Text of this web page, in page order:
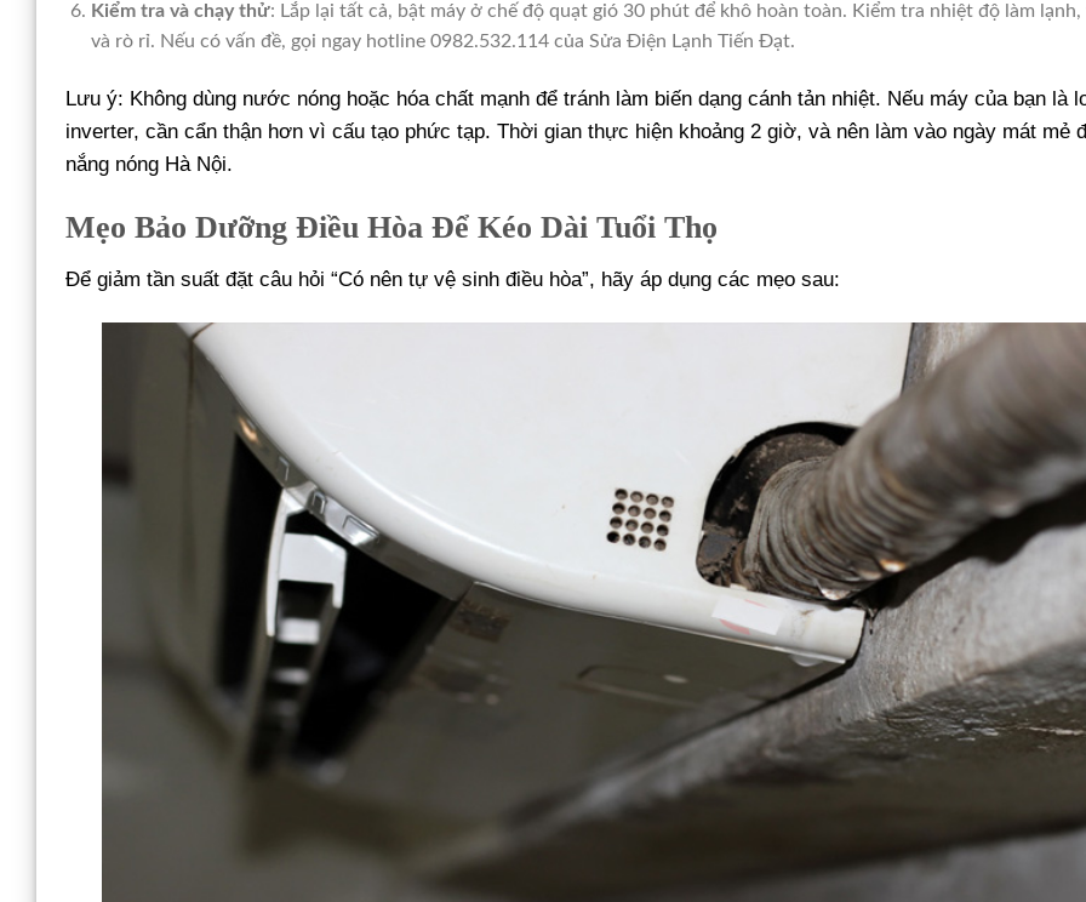
Kiểm tra và chạy thử: Lắp lại tất cả, bật máy ở chế độ quạt gió 30 phút để khô hoàn toàn. Kiểm tra nhiệt độ làm lạnh,
và rò rỉ. Nếu có vấn đề, gọi ngay hotline 0982.532.114 của Sửa Điện Lạnh Tiến Đạt.
Lưu ý: Không dùng nước nóng hoặc hóa chất mạnh để tránh làm biến dạng cánh tản nhiệt. Nếu máy của bạn là
inverter, cần cẩn thận hơn vì cấu tạo phức tạp. Thời gian thực hiện khoảng 2 giờ, và nên làm vào ngày mát mẻ
nắng nóng Hà Nội.
Mẹo Bảo Dưỡng Điều Hòa Để Kéo Dài Tuổi Thọ
Để giảm tần suất đặt câu hỏi “Có nên tự vệ sinh điều hòa”, hãy áp dụng các mẹo sau: